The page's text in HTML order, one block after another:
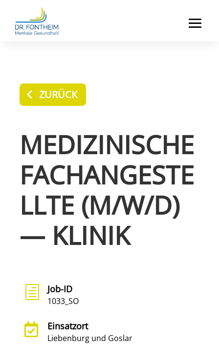
ZURÜCK
MEDIZINISCHE
FACHANGESTE
LLTE (M/W/D)
— KLINIK
h Job-ID
1033_SO
 Einsatzort
Liebenburg und Goslar